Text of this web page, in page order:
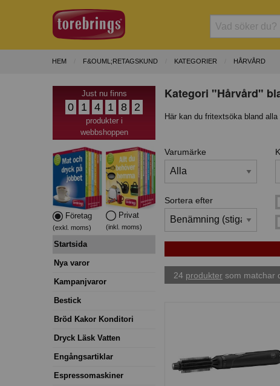
HEM F&OUML;RETAGSKUND KATEGORIER HÅRVÅRD
Just nu finns
0 1 4 1 8 2
produkter i
webbshoppen
Företag
(exkl. moms)
Privat
(inkl. moms)
Startsida
Nya varor
Kampanjvaror
Bestick
Bröd Kakor Konditori
Dryck Läsk Vatten
Engångsartiklar
Espressomaskiner
Kategori "Hårvård"
Här kan du fritextsöka bland
Varumärke
Sortera efter
24 produkter som matchar